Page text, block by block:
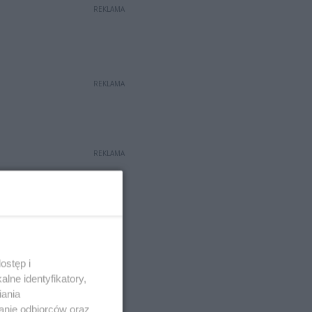
REKLAMA
REKLAMA
REKLAMA
i
identyfikatory,
odbiorców oraz